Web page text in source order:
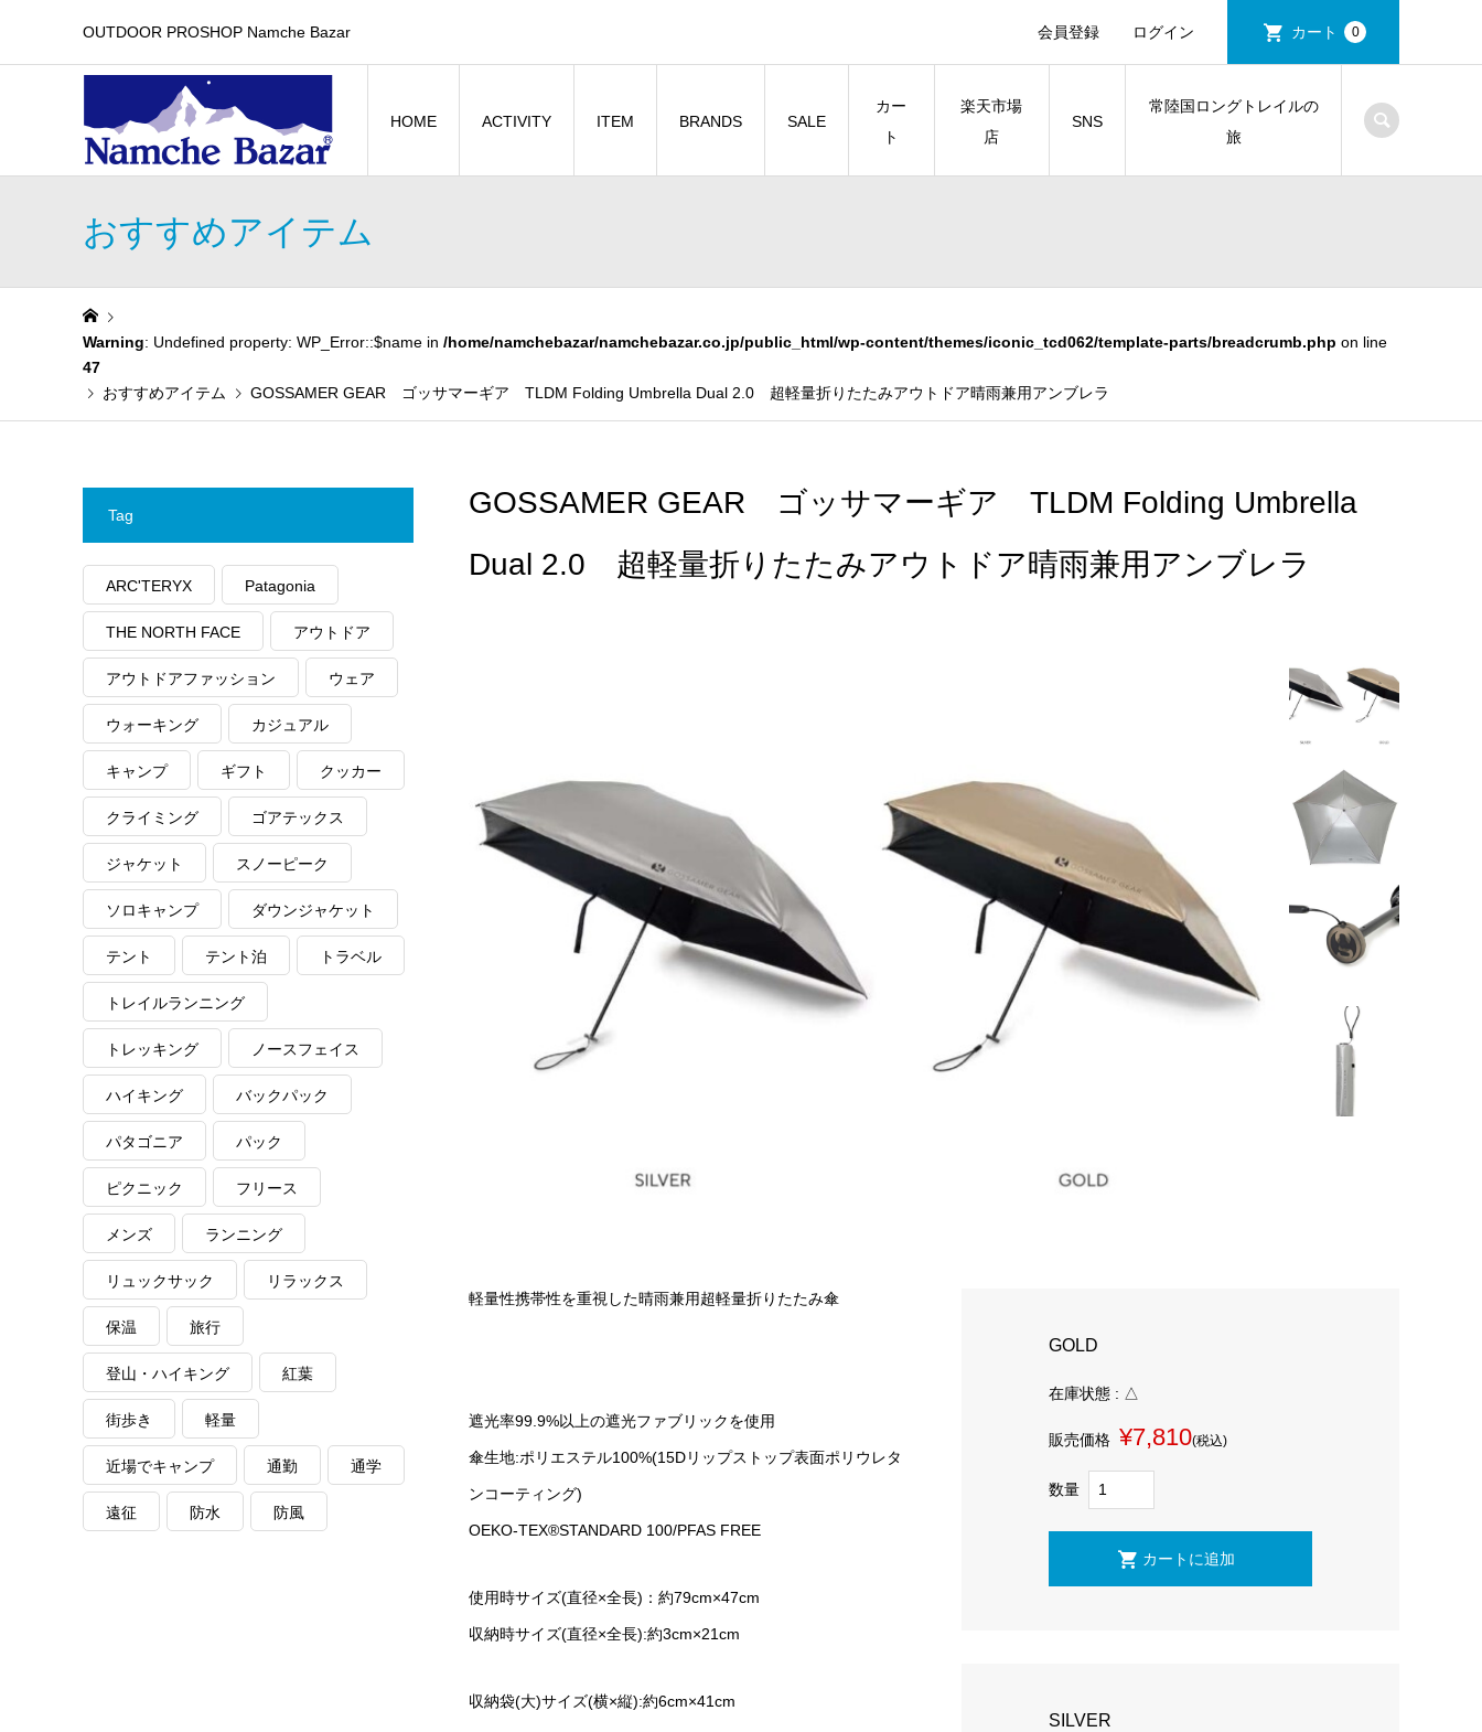
OUTDOOR PROSHOP Namche Bazar 会員登録 ログイン カート 0
HOME ACTIVITY ITEM BRANDS SALE
カー
ト
楽天市場
店
SNS
常陸国ロングトレイルの
旅
おすすめアイテム
Warning: Undefined property: WP_Error::$name in /home/namchebazar/namchebazar.co.jp/public_html/wp-content/themes/iconic_tcd062/template-parts/breadcrumb.php on line
47
おすすめアイテム
GOSSAMER GEAR ゴッサマーギア TLDM Folding Umbrella Dual 2.0 超軽量折りたたみアウトドア晴雨兼用アンブレラ
GOSSAMER GEAR ゴッサマーギア TLDM Folding Umbrella
Dual 2.0 超軽量折りたたみアウトドア晴雨兼用アンブレラ
軽量性携帯性を重視した晴雨兼用超軽量折りたたみ傘
遮光率99.9%以上の遮光ファブリックを使用
傘生地:ポリエステル100%(15Dリップストップ表面ポリウレタ
ンコーティング)
OEKO-TEX®️STANDARD 100/PFAS FREE
使用時サイズ(直径×全長)：約79cm×47cm
収納時サイズ(直径×全長):約3cm×21cm
収納袋(大)サイズ(横×縦):約6cm×41cm
GOLD
在庫状態 : △
販売価格 ¥7,810(税込)
数量
SILVER
Tag
ARC'TERYX Patagonia
THE NORTH FACE アウトドア
アウトドアファッション ウェア
ウォーキング カジュアル
キャンプ ギフト クッカー
クライミング ゴアテックス
ジャケット スノーピーク
ソロキャンプ ダウンジャケット
テント テント泊 トラベル
トレイルランニング
トレッキング ノースフェイス
ハイキング バックパック
パタゴニア パック
ピクニック フリース
メンズ ランニング
リュックサック リラックス
保温 旅行
登山・ハイキング 紅葉
街歩き 軽量
近場でキャンプ 通勤 通学
遠征 防水 防風